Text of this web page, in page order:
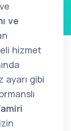
ve
hizmet
gibi